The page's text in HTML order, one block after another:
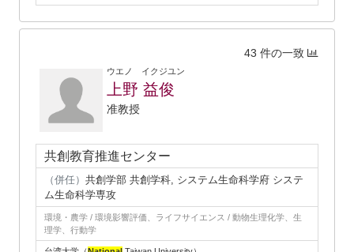
43 件の一致
ウエノ イクジユン
上野 益俊
准教授
共創教育推進センター
（併任） 共創学部 共創学科, システム生命科学府 システ
ム生命科学専攻
環境・農学 / 環境影響評価、ライフサイエンス / 動物生理化学、生
理学、行動学